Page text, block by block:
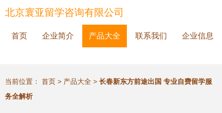
北京寰亚留学咨询有限公司
首页 企业简介 产品大全 联系我们 企业信息
当前位置： 首页 > 产品大全 > 长春新东方前途出国 专业自费留学服
务全解析